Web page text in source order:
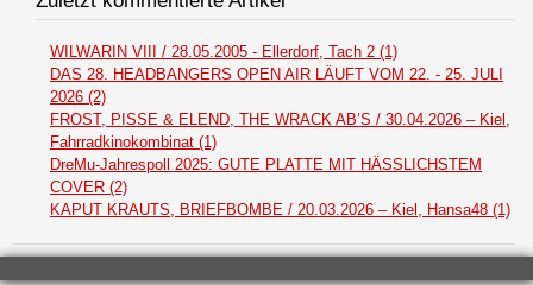
WILWARIN VIII / 28.05.2005 - Ellerdorf, Tach 2 (1)
DAS 28. HEADBANGERS OPEN AIR LÄUFT VOM 22. - 25. JULI
2026 (2)
FROST, PISSE & ELEND, THE WRACK AB’S / 30.04.2026 – Kiel,
Fahrradkinokombinat (1)
DreMu-Jahrespoll 2025: GUTE PLATTE MIT HÄSSLICHSTEM
COVER (2)
KAPUT KRAUTS, BRIEFBOMBE / 20.03.2026 – Kiel, Hansa48 (1)